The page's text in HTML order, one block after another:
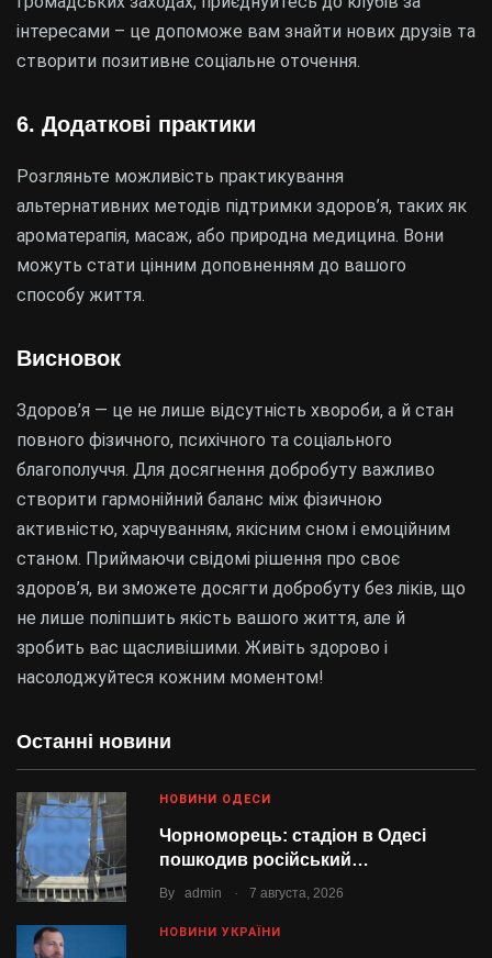
Останні новини
НОВИНИ ОДЕСИ
Чорноморець: стадіон в Одесі
пошкодив російський…
By admin . 7 августа, 2026
НОВИНИ УКРАЇНИ
інтересами – це допоможе вам знайти нових друзів та
створити позитивне соціальне оточення.
6. Додаткові практики
Розгляньте можливість практикування
альтернативних методів підтримки здоров’я, таких як
ароматерапія, масаж, або природна медицина. Вони
можуть стати цінним доповненням до вашого
способу життя.
Висновок
Здоров’я — це не лише відсутність хвороби, а й стан
повного фізичного, психічного та соціального
благополуччя. Для досягнення добробуту важливо
створити гармонійний баланс між фізичною
активністю, харчуванням, якісним сном і емоційним
станом. Приймаючи свідомі рішення про своє
здоров’я, ви зможете досягти добробуту без ліків, що
не лише поліпшить якість вашого життя, але й
зробить вас щасливішими. Живіть здорово і
насолоджуйтеся кожним моментом!